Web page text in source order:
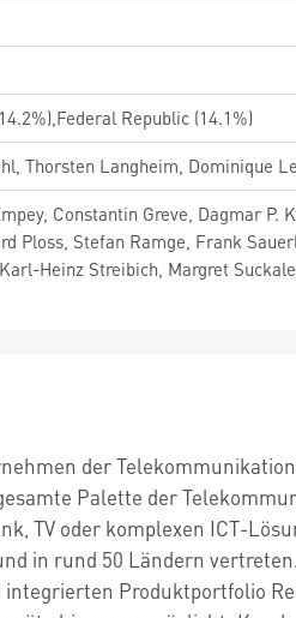
Republic (14.1%)
Thorsten Langheim, Dominique
Constantin Greve, Dagmar P.
Ploss, Stefan Ramge, Frank
Heinz Streibich, Margret
der
Palette der
TV oder komplexen ICT-
in rund 50 Ländern
Produktportfolio